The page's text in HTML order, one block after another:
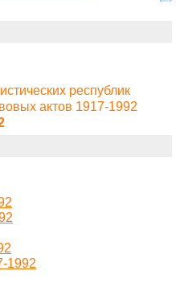
республик
актов 1917-1992
1992